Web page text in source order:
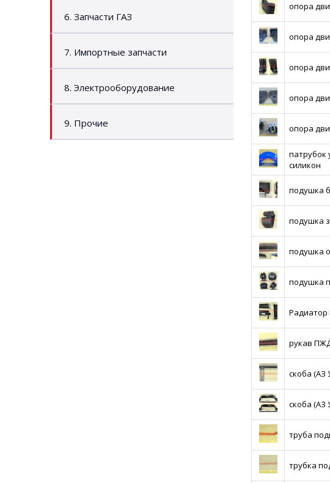
6. Запчасти ГАЗ
7. Импортные запчасти
8. Электрооборудование
9. Прочие
опора
опора
опора
опора
опора
патрубок
силикон
подушка
подушка
подушка
подушка
рукав
скоба (АЗ
скоба (АЗ
труба
трубка